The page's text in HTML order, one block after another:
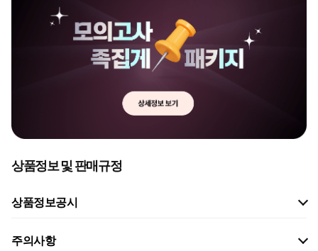
상품정보 및 판매규정
상품정보공시
주의사항